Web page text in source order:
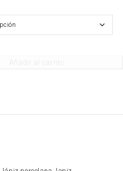
Añadir al carrito